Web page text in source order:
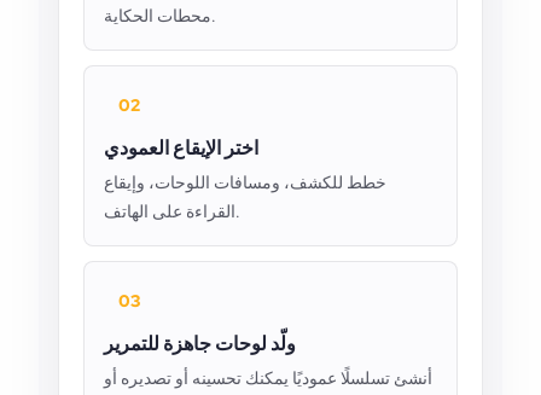
محطات الحكاية.
02
اختر الإيقاع العمودي
خطط للكشف، ومسافات اللوحات، وإيقاع
القراءة على الهاتف.
03
ولّد لوحات جاهزة للتمرير
أنشئ تسلسلًا عموديًا يمكنك تحسينه أو تصديره أو